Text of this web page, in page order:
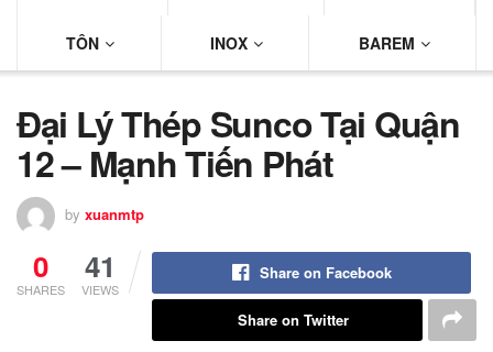
TÔN INOX BAREM
Đại Lý Thép Sunco Tại Quận
12 – Mạnh Tiến Phát
by xuanmtp
0
SHARES
41
VIEWS
Share on Facebook
Share on Twitter